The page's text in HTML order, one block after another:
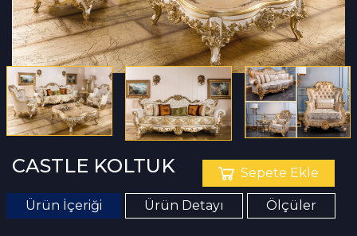
CASTLE KOLTUK Sepete Ekle
Ürün İçeriği Ürün Detayı Ölçüler